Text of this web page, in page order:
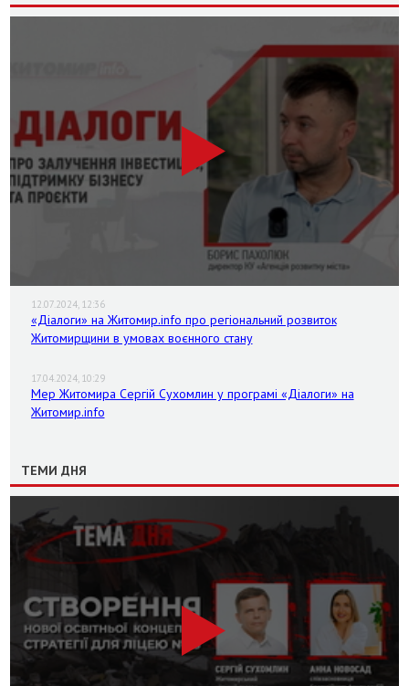
12.07.2024, 12:36
«Діалоги» на Житомир.info про регіональний розвиток
Житомирщини в умовах воєнного стану
17.04.2024, 10:29
Мер Житомира Сергій Сухомлин у програмі «Діалоги» на
Житомир.info
ТЕМИ ДНЯ